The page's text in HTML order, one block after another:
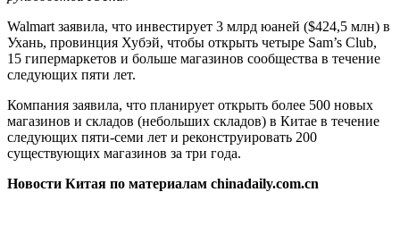
Walmart заявила, что инвестирует 3 млрд юаней ($424,5 млн) в
Ухань, провинция Хубэй, чтобы открыть четыре Sam’s Club,
15 гипермаркетов и больше магазинов сообщества в течение
следующих пяти лет.
Компания заявила, что планирует открыть более 500 новых
магазинов и складов (небольших складов) в Китае в течение
следующих пяти-семи лет и реконструировать 200
существующих магазинов за три года.
Новости Китая по материалам chinadaily.com.cn